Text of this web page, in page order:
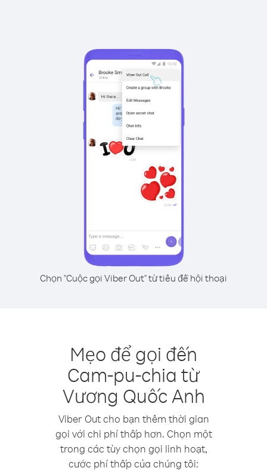
Chọn "Cuộc gọi Viber Out" từ tiêu đề hội thoại
Mẹo để gọi đến
Cam-pu-chia từ
Vương Quốc Anh
Viber Out cho bạn thêm thời gian
gọi với chi phí thấp hơn. Chọn một
trong các tùy chọn gọi linh hoạt,
cước phí thấp của chúng tôi: